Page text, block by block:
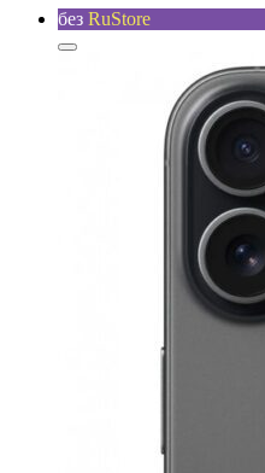
без RuStore